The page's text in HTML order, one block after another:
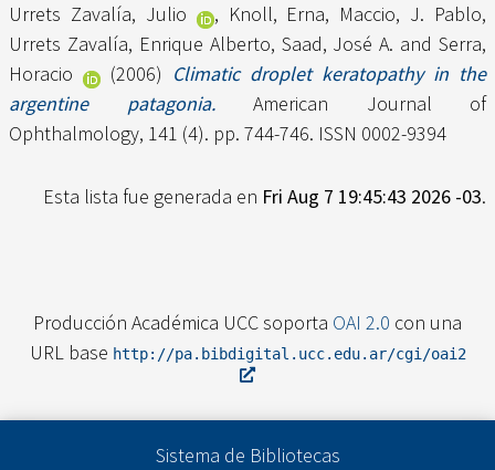
Urrets Zavalía, Julio
, Knoll, Erna, Maccio, J. Pablo,
Urrets Zavalía, Enrique Alberto, Saad, José A. and Serra,
Horacio
(2006) Climatic droplet keratopathy in the
argentine patagonia.American Journal of
Ophthalmology, 141 (4). pp. 744-746. ISSN 0002-9394
Esta lista fue generada en Fri Aug 7 19:45:43 2026 -03.
Producción Académica UCC soporta OAI 2.0 con una
URL base http://pa.bibdigital.ucc.edu.ar/cgi/oai2
Sistema de Bibliotecas